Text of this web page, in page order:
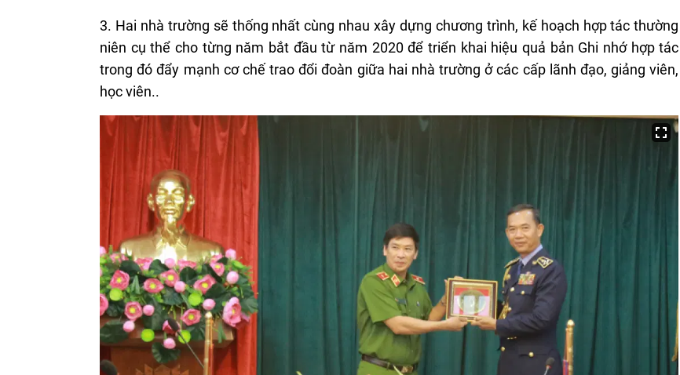
3. Hai nhà trường sẽ thống nhất cùng nhau xây dựng chương trình, kế hoạch hợp tác thường
niên cụ thể cho từng năm bắt đầu từ năm 2020 để triển khai hiệu quả bản Ghi nhớ hợp tác
trong đó đẩy mạnh cơ chế trao đổi đoàn giữa hai nhà trường ở các cấp lãnh đạo, giảng viên,
học viên..